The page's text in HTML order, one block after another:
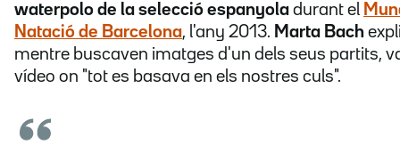
waterpolo de la selecció espanyola durant el
Natació de Barcelona, l'any 2013. Marta Bach
mentre buscaven imatges d'un dels seus partits,
vídeo on "tot es basava en els nostres culs".